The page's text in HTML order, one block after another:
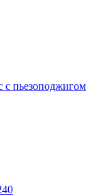
с пьезоподжигом